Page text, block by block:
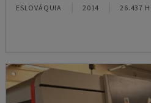
ESLOVÁQUIA 2014 26.437